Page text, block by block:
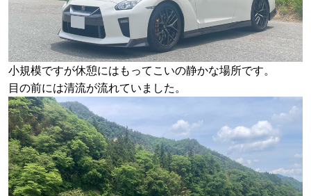
小規模ですが休憩にはもってこいの静かな場所です。
目の前には清流が流れていました。